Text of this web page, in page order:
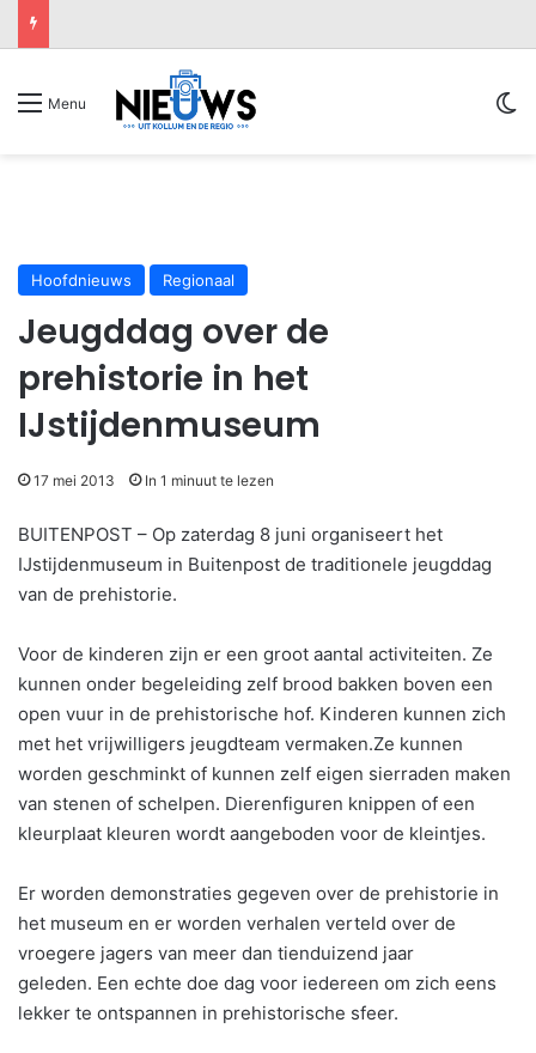
Menu
Hoofdnieuws Regionaal
Jeugddag over de
prehistorie in het
IJstijdenmuseum
17 mei 2013 In 1 minuut te lezen
BUITENPOST – Op zaterdag 8 juni organiseert het
IJstijdenmuseum in Buitenpost de traditionele jeugddag
van de prehistorie.
Voor de kinderen zijn er een groot aantal activiteiten. Ze
kunnen onder begeleiding zelf brood bakken boven een
open vuur in de prehistorische hof. Kinderen kunnen zich
met het vrijwilligers jeugdteam vermaken.Ze kunnen
worden geschminkt of kunnen zelf eigen sierraden maken
van stenen of schelpen. Dierenfiguren knippen of een
kleurplaat kleuren wordt aangeboden voor de kleintjes.
Er worden demonstraties gegeven over de prehistorie in
het museum en er worden verhalen verteld over de
vroegere jagers van meer dan tienduizend jaar
geleden. Een echte doe dag voor iedereen om zich eens
lekker te ontspannen in prehistorische sfeer.